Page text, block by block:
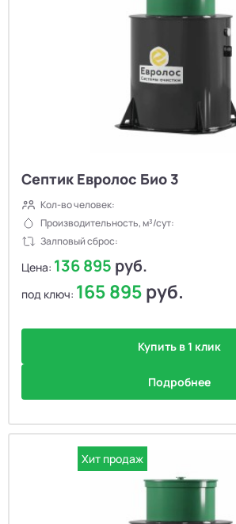
Септик Евролос Био 3
Кол-во человек:
Производительность, м³/сут:
Залповый сброс:
Цена: 136 895 руб.
под ключ: 165 895руб.
Купить в 1 клик
Подробнее
Хит продаж